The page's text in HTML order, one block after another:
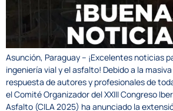
Asunción, Paraguay – ¡Excelentes noticias
ingeniería vial y el asfalto! Debido a la
respuesta de autores y profesionales de
el Comité Organizador del XXIII Congreso
Asfalto (CILA 2025) ha anunciado la